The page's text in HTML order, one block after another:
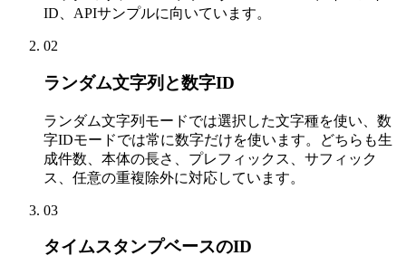
ID、APIサンプルに向いています。
02
ランダム文字列と数字ID
ランダム文字列モードでは選択した文字種を使い、数
字IDモードでは常に数字だけを使います。どちらも生
成件数、本体の長さ、プレフィックス、サフィック
ス、任意の重複除外に対応しています。
03
タイムスタンプベースのID